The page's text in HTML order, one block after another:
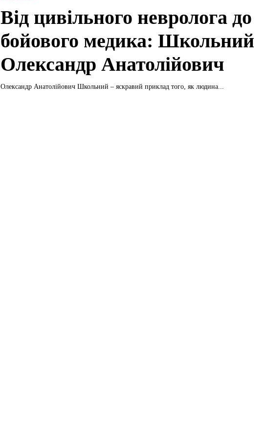
Від цивільного невролога до
бойового медика: Школьний
Олександр Анатолійович
Олександр Анатолійович Школьний – яскравий приклад того, як людина...